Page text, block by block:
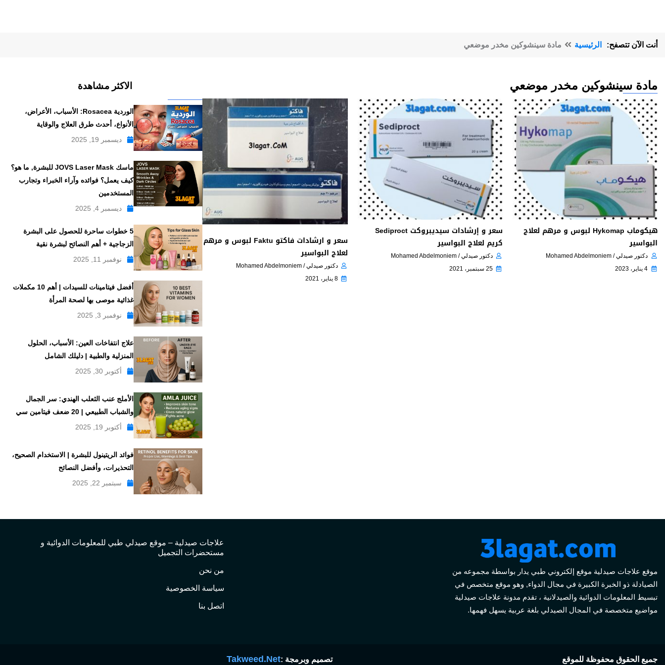
أنت الآن تتصفح: الرئيسية مادة سينشوكين مخدر موضعي
مادة سينشوكين مخدر موضعي
هيكوماب Hykomap لبوس و مرهم لعلاج
البواسير
دكتور صيدلي / Mohamed Abdelmoniem
4 يناير، 2023
سعر و إرشادات سيديبروكت Sediproct
كريم لعلاج البواسير
دكتور صيدلي / Mohamed Abdelmoniem
25 سبتمبر، 2021
سعر و ارشادات فاكتو Faktu لبوس و مرهم
لعلاج البواسير
دكتور صيدلي / Mohamed Abdelmoniem
8 يناير، 2021
الاكثر مشاهدة
الوردية Rosacea: الأسباب، الأعراض،
الأنواع، أحدث طرق العلاج والوقاية
ديسمبر 19, 2025
ماسك JOVS Laser Mask للبشرة, ما هو؟
كيف يعمل؟ فوائده وآراء الخبراء وتجارب
المستخدمين
ديسمبر 4, 2025
5 خطوات ساحرة للحصول على البشرة
الزجاجية + أهم النصائح لبشرة نقية
نوفمبر 11, 2025
أفضل فيتامينات للسيدات | أهم 10 مكملات
غذائية موصى بها لصحة المرأة
نوفمبر 3, 2025
علاج انتفاخات العين: الأسباب، الحلول
المنزلية والطبية | دليلك الشامل
أكتوبر 30, 2025
الأملج عنب الثعلب الهندي: سر الجمال
والشباب الطبيعي | 20 ضعف فيتامين سي
أكتوبر 19, 2025
فوائد الريتينول للبشرة | الاستخدام الصحيح،
التحذيرات، وأفضل النصائح
سبتمبر 22, 2025
موقع علاجات صيدلية موقع إلكتروني طبي يدار بواسطة مجموعه من
الصيادلة ذو الخبرة الكبيرة في مجال الدواء, وهو موقع متخصص في
تبسيط المعلومات الدوائية والصيدلانية ، تقدم مدونة علاجات صيدلية
مواضيع متخصصة في المجال الصيدلي بلغة عربية يسهل فهمها.
علاجات صيدلية – موقع صيدلي طبي للمعلومات الدوائية و
مستحضرات التجميل
من نحن
سياسة الخصوصية
اتصل بنا
جميع الحقوق محفوظة للموقع تصميم وبرمجة :Takweed.Net